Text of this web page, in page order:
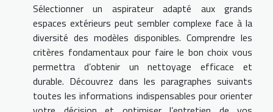
Sélectionner un aspirateur adapté aux grands
espaces extérieurs peut sembler complexe face à la
diversité des modèles disponibles. Comprendre les
critères fondamentaux pour faire le bon choix vous
permettra d’obtenir un nettoyage efficace et
durable. Découvrez dans les paragraphes suivants
toutes les informations indispensables pour orienter